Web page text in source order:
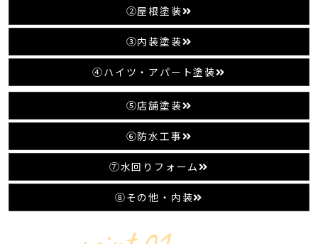
②屋根塗装
➂内装塗装
④ハイツ・アパート塗装
⑤店舗塗装
⑥防水工事
⑦水回りフォーム
⑧その他・内装